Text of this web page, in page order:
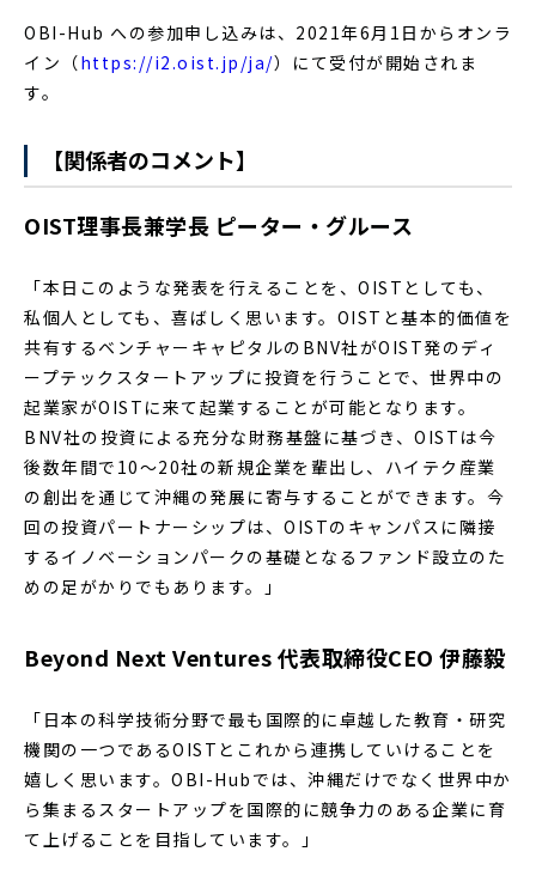
OBI-Hub への参加申し込みは、2021年6月1日からオンラ
イン（https://i2.oist.jp/ja/）にて受付が開始されま
す。
【関係者のコメント】
OIST理事長兼学長 ピーター・グルース
「本日このような発表を行えることを、OISTとしても、
私個人としても、喜ばしく思います。OISTと基本的価値を
共有するベンチャーキャピタルのBNV社がOIST発のディ
ープテックスタートアップに投資を行うことで、世界中の
起業家がOISTに来て起業することが可能となります。
BNV社の投資による充分な財務基盤に基づき、OISTは今
後数年間で10～20社の新規企業を輩出し、ハイテク産業
の創出を通じて沖縄の発展に寄与することができます。今
回の投資パートナーシップは、OISTのキャンパスに隣接
するイノベーションパークの基礎となるファンド設立のた
めの足がかりでもあります。」
Beyond Next Ventures 代表取締役CEO 伊藤毅
「日本の科学技術分野で最も国際的に卓越した教育・研究
機関の一つであるOISTとこれから連携していけることを
嬉しく思います。OBI-Hubでは、沖縄だけでなく世界中か
ら集まるスタートアップを国際的に競争力のある企業に育
て上げることを目指しています。」